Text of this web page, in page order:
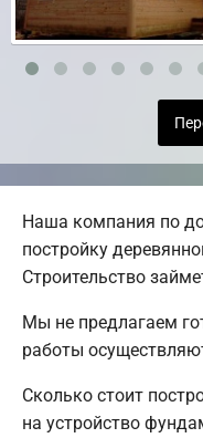
Наша компания по
постройку
Строительство
Мы не предлагаем
работы
Сколько стоит
на устройство